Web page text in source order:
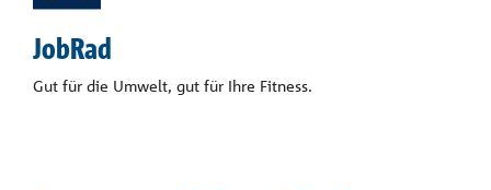
JobRad
Gut für die Umwelt, gut für Ihre Fitness.